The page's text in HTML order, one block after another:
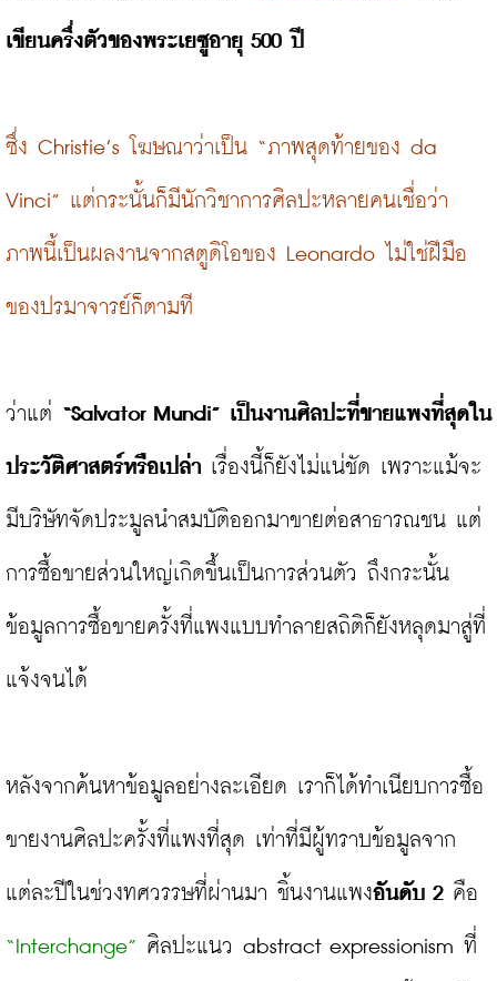
เขียนครึ่งตัวของพระเยซูอายุ 500 ปี
ซึ่ง Christie’s โฆษณาว่าเป็น “ภาพสุดท้ายของ da
Vinci” แต่กระนั้นก็มีนักวิชาการศิลปะหลายคนเชื่อว่า
ภาพนี้เป็นผลงานจากสตูดิโอของ Leonardo ไม่ใช่ฝีมือ
ของปรมาจารย์ก็ตามที
ว่าแต่ “Salvator Mundi” เป็นงานศิลปะที่ขายแพงที่สุดใน
ประวัติศาสตร์หรือเปล่า เรื่องนี้ก็ยังไม่แน่ชัด เพราะแม้จะ
มีบริษัทจัดประมูลนำสมบัติออกมาขายต่อสาธารณชน แต่
การซื้อขายส่วนใหญ่เกิดขึ้นเป็นการส่วนตัว ถึงกระนั้น
ข้อมูลการซื้อขายครั้งที่แพงแบบทำลายสถิติก็ยังหลุดมาสู่ที่
แจ้งจนได้
หลังจากค้นหาข้อมูลอย่างละเอียด เราก็ได้ทำเนียบการซื้อ
ขายงานศิลปะครั้งที่แพงที่สุด เท่าที่มีผู้ทราบข้อมูลจาก
แต่ละปีในช่วงทศวรรษที่ผ่านมา ชิ้นงานแพงอันดับ 2
“Interchange” ศิลปะแนว abstract expressionism ที่